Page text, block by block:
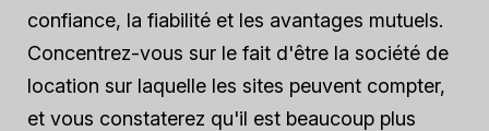
confiance, la fiabilité et les avantages mutuels.
Concentrez-vous sur le fait d'être la société de
location sur laquelle les sites peuvent compter,
et vous constaterez qu'il est beaucoup plus